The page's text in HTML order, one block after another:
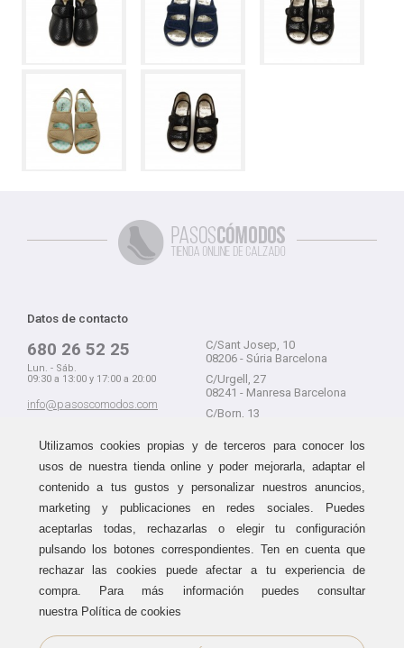
Datos de contacto
680 26 52 25
Lun. - Sáb.
09:30 a 13:00 y 17:00 a 20:00
info@pasoscomodos.com
C/Sant Josep, 10
08206 - Súria Barcelona
C/Urgell, 27
08241 - Manresa Barcelona
C/Born, 13
Guía de compra
Métodos de envío
Área de clientes
Devolución sin problemas
Haz tus compras sin miedo a
equivocarte:
aceptamos devolucionesdurante
15 días.
Utilizamos cookies propias y de terceros para conocer los
usos de nuestra tienda online y poder mejorarla, adaptar el
contenido a tus gustos y personalizar nuestros anuncios,
marketing y publicaciones en redes sociales. Puedes
aceptarlas todas, rechazarlas o elegir tu configuración
pulsando los botones correspondientes. Ten en cuenta que
rechazar las cookies puede afectar a tu experiencia de
compra. Para más información puedes consultar
nuestra Política de cookies